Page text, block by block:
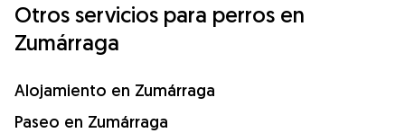
Otros servicios para perros en
Zumárraga
Alojamiento en Zumárraga
Paseo en Zumárraga